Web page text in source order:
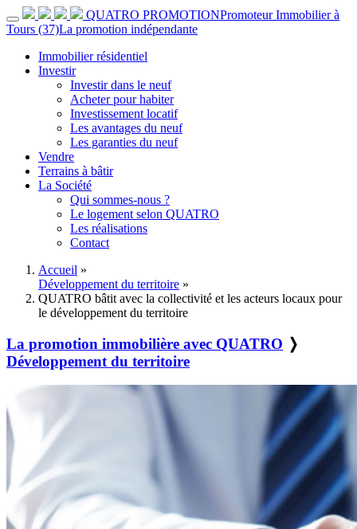
QUATRO PROMOTIONPromoteur Immobilier à
Tours (37)La promotion indépendante
Immobilier résidentiel
Investir
Investir dans le neuf
Acheter pour habiter
Investissement locatif
Les avantages du neuf
Les garanties du neuf
Vendre
Terrains à bâtir
La Société
Qui sommes-nous ?
Le logement selon QUATRO
Les réalisations
Contact
Accueil »
Développement du territoire »
QUATRO bâtit avec la collectivité et les acteurs locaux pour
le développement du territoire
La promotion immobilière avec QUATRO ❭
Développement du territoire